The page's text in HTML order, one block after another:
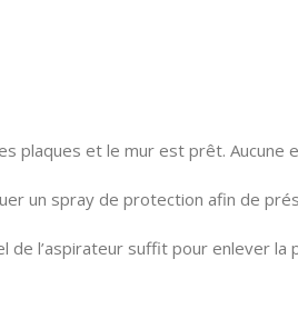
plaques et le mur est prêt.
un spray de protection afin de
de l’aspirateur suffit pour enlever la